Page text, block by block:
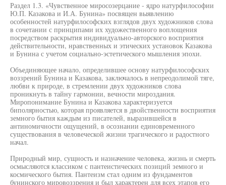
Раздел 1.3. «Чувственное миросозерцание - ядро натурфилософии
Ю.П. Казакова и И.А. Бунина» посвящен выявлению
особенностей натурфилософских взглядов двух художников слова
в сочетании с принципами их художественного воплощения
посредством раскрытия индивидуально-авторского восприятия
действительности, нравственных и этических установок Казакова
и Бунина с учетом социально-эстетического мышления эпохи.
Объединяющее начало, определившее основу натурфилософских
воззрений Бунина и Казакова, заключалось в непреодолимой тяге,
любви к природе, в стремлении двух художников слова
проникнуть в тайну гармонии, вечности мироздания.
Миропонимание Бунина и Казакова характеризуется
биполярностью, которая проявляется в двойственности восприятия
земного бытия каждым из писателей, выразившейся в
антиномичности ощущений, в осознании единовременного
существования в человеческой жизни трагического и радостного
начал.
Природный мир, сущность и назначение человека, жизнь и смерть
осмысляются классиком с пантеистических позиций земного и
космического бытия. Пантеизм стал одним из фундаментов
бунинского мировоззрения и был характерен для всех этапов его